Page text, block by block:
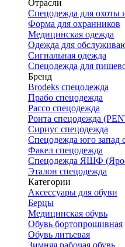
Отрасли
Спецодежда для охоты
Форма для охранников
Медицинская одежда
Одежда для
Сигнальная одежда
Спецодежда для
Бренд
Brodeks спецодежда
Прабо спецодежда
Рассо спецодежда
Ронта спецодежда
Сириус спецодежда
Спецодежда юго запад
Факел спецодежда
Спецодежда ЯШФ
Эталон спецодежда
Категории
Аксессуары для обуви
Берцы
Медицинская обувь
Обувь бортопрошивная
Обувь литьевая
Зимняя рабочая обувь